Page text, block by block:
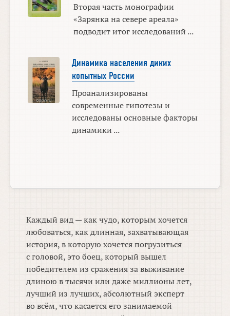
Вторая часть монографии
«Зарянка на севере ареала»
подводит итог исследований ...
Динамика населения диких
копытных России
Проанализированы
современные гипотезы и
исследованы основные факторы
динамики ...
Каждый вид — как чудо, которым хочется
любоваться, как длинная, захватывающая
история, в которую хочется погрузиться
с головой, это боец, который вышел
победителем из сражения за выживание
длиною в тысячи или даже миллионы лет,
лучший из лучших, абсолютный эксперт
во всём, что касается его занимаемой